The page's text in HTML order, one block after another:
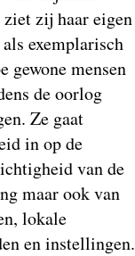
zij haar eigen
exemplarisch
gewone mensen
de oorlog
Ze gaat
in op de
van de
maar ook van
lokale
en instellingen.